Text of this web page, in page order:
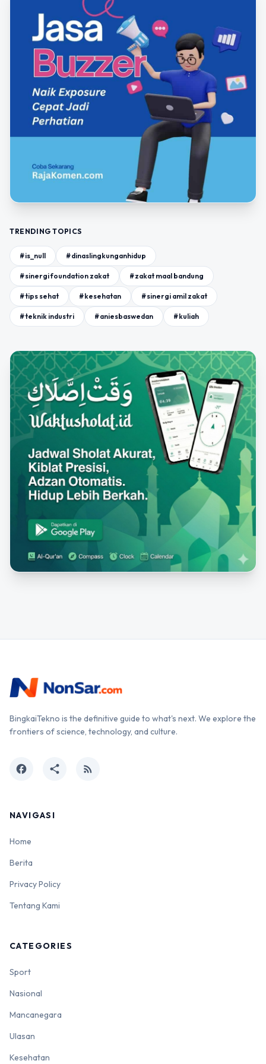
TRENDING TOPICS
#is_null #dinaslingkunganhidup
#sinergi foundation zakat #zakat maal bandung
#tips sehat #kesehatan #sinergi amil zakat
#teknik industri #aniesbaswedan #kuliah
BingkaiTekno is the definitive guide to what's next. We explore the
frontiers of science, technology, and culture.
facebook share rss_feed
NAVIGASI
Home
Berita
Privacy Policy
Tentang Kami
CATEGORIES
Sport
Nasional
Mancanegara
Ulasan
Kesehatan